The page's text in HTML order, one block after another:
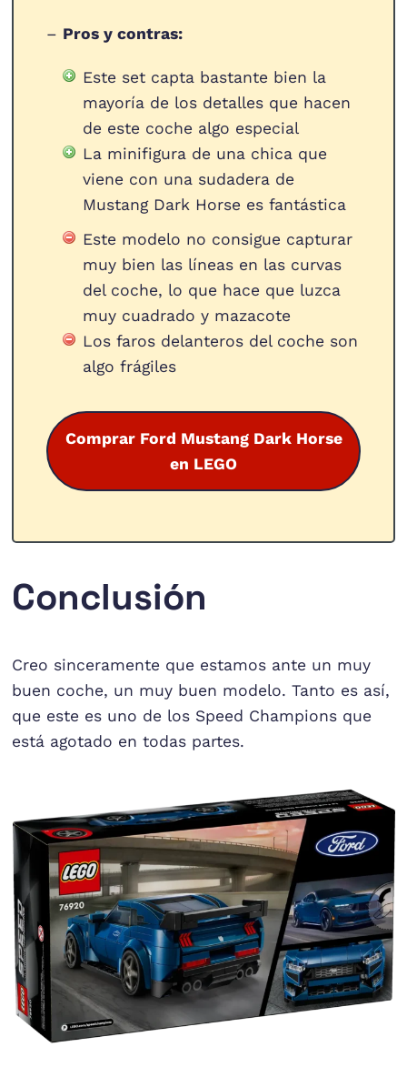
– Pros y contras:
Este set capta bastante bien la
mayoría de los detalles que hacen
de este coche algo especial
La minifigura de una chica que
viene con una sudadera de
Mustang Dark Horse es fantástica
Este modelo no consigue capturar
muy bien las líneas en las curvas
del coche, lo que hace que luzca
muy cuadrado y mazacote
Los faros delanteros del coche son
algo frágiles
Comprar Ford Mustang Dark Horse
en LEGO
Conclusión
Creo sinceramente que estamos ante un muy
buen coche, un muy buen modelo. Tanto es así,
que este es uno de los Speed Champions que
está agotado en todas partes.